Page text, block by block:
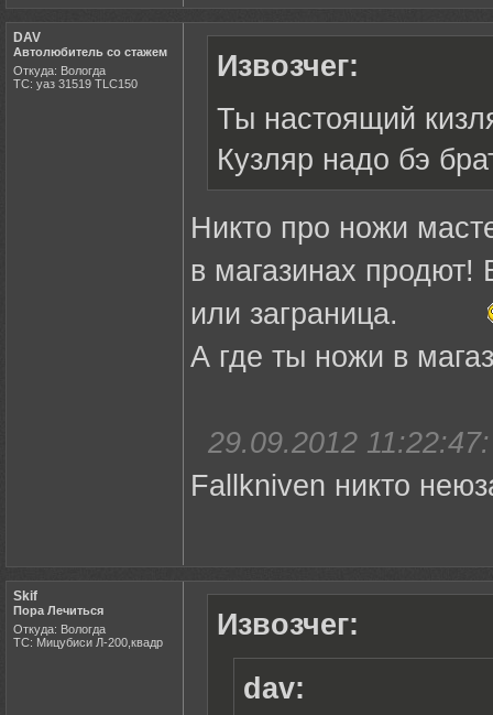
DAV
Автолюбитель со стажем
Откуда: Вологда
ТС: уаз 31519 TLC150
Извозчег:
Ты настоящий
Кузляр надо бэ
Никто про ножи
в магазинах продют!
или заграница.
А где ты ножи в
29.09.2012 11:22:47:
Fallkniven никто
Skif
Пора Лечиться
Откуда: Вологда
ТС: Мицубиси Л-200,квадр
Извозчег:
dav: